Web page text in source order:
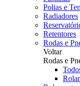
Polias e
Radiadores
Retentores
Rodas e
Voltar
Rodas e